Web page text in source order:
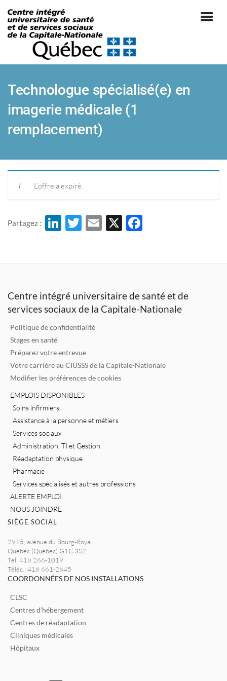
Technologue spécialisé(e) en
imagerie médicale (1
remplacement)
L’offre a expiré.
Partagez :
Li
dI
n
T
r
E
X
o
Centre intégré universitaire de santé et de
services sociaux de la Capitale-Nationale
Politique de confidentialité
Stages en santé
Préparez votre entrevue
Votre carrière au CIUSSS de la Capitale-Nationale
Modifier les préférences de cookies
EMPLOIS DISPONIBLES
Soins infirmiers
Assistance à la personne et métiers
Services sociaux
Administration, TI et Gestion
Réadaptation physique
Pharmacie
Services spécialisés et autres professions
ALERTE EMPLOI
NOUS JOINDRE
SIÈGE SOCIAL
2915, avenue du Bourg-Royal
Québec (Québec) G1C 3S2
Tel: 418 266-1019
Téléc.: 418 661-2845
COORDONNÉES DE NOS INSTALLATIONS
CLSC
Centres d’hébergement
Centres de réadaptation
Cliniques médicales
Hôpitaux